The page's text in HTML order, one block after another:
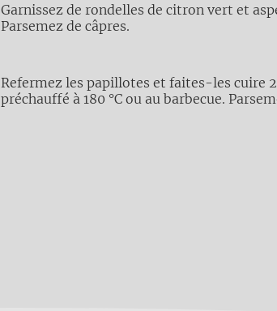
Garnissez de rondelles de citron vert et
Parsemez de câpres.
Refermez les papillotes et faites-les cuire
préchauffé à 180 °C ou au barbecue.